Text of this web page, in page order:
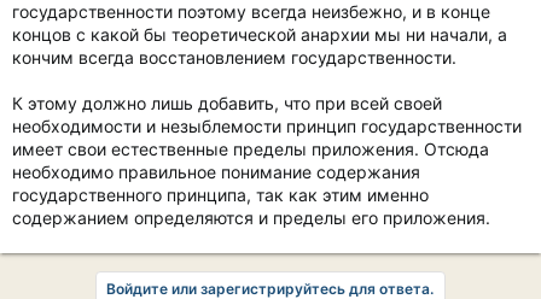
государственности поэтому всегда неизбежно, и в конце
концов с какой бы теоретической анархии мы ни начали, а
кончим всегда восстановлением государственности.
К этому должно лишь добавить, что при всей своей
необходимости и незыблемости принцип государственности
имеет свои естественные пределы приложения. Отсюда
необходимо правильное понимание содержания
государственного принципа, так как этим именно
содержанием определяются и пределы его приложения.
Войдите или зарегистрируйтесь для ответа.